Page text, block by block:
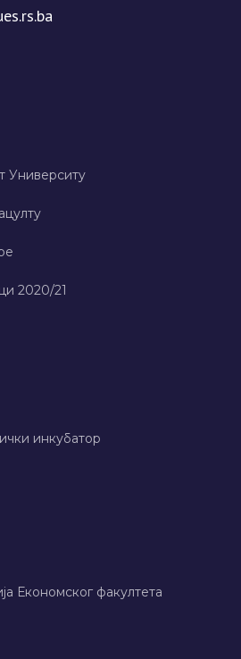
Университy
2020/21
инкубатор
Економског факултета